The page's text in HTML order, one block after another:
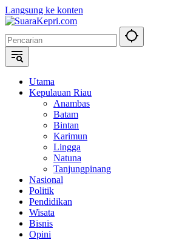
Langsung ke konten
Utama
Kepulauan Riau
Anambas
Batam
Bintan
Karimun
Lingga
Natuna
Tanjungpinang
Nasional
Politik
Pendidikan
Wisata
Bisnis
Opini